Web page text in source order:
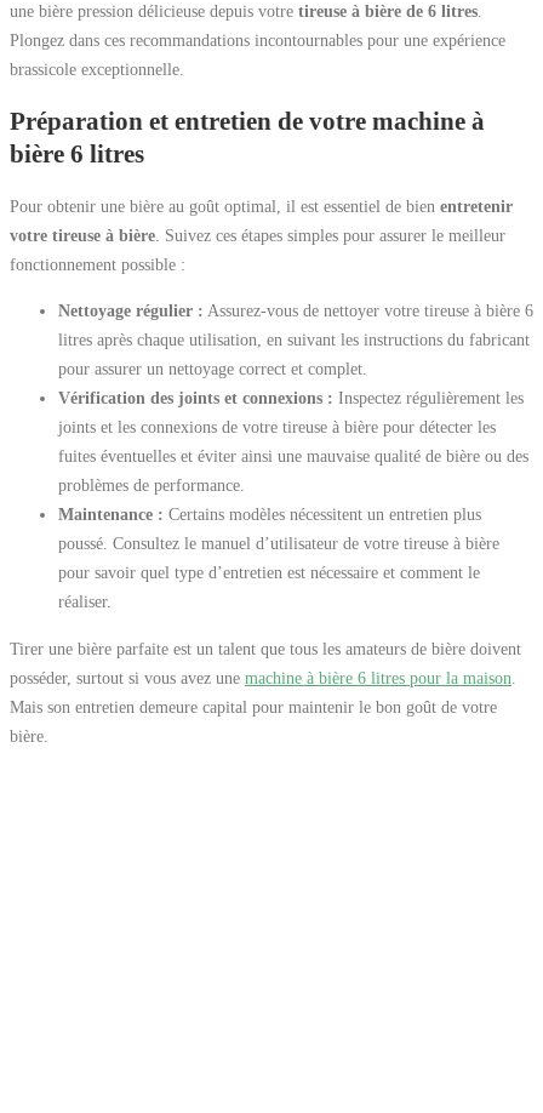
une bière pression délicieuse depuis votre tireuse à bière de 6 litres
Plongez dans ces recommandations incontournables pour une expérience
brassicole exceptionnelle.
Préparation et entretien de votre machine à
bière 6 litres
Pour obtenir une bière au goût optimal, il est essentiel de bien entretenir
votre tireuse à bière . Suivez ces étapes simples pour assurer le meilleur
fonctionnement possible :
Nettoyage régulier : Assurez-vous de nettoyer votre tireuse à bière 6
litres après chaque utilisation, en suivant les instructions du fabricant
pour assurer un nettoyage correct et complet.
Vérification des joints et connexions : Inspectez régulièrement les
joints et les connexions de votre tireuse à bière pour détecter les
fuites éventuelles et éviter ainsi une mauvaise qualité de bière ou des
problèmes de performance.
Maintenance : Certains modèles nécessitent un entretien plus
poussé. Consultez le manuel d’utilisateur de votre tireuse à bière
pour savoir quel type d’entretien est nécessaire et comment le
réaliser.
Tirer une bière parfaite est un talent que tous les amateurs de bière doivent
posséder, surtout si vous avez une machine à bière 6 litres pour la maison
Mais son entretien demeure capital pour maintenir le bon goût de votre
bière.